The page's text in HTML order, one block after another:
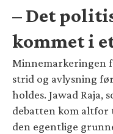
– Det
kommet i
Minnemarkeringen
strid og avlysning
holdes. Jawad Raja,
debatten kom altfor
den egentlige